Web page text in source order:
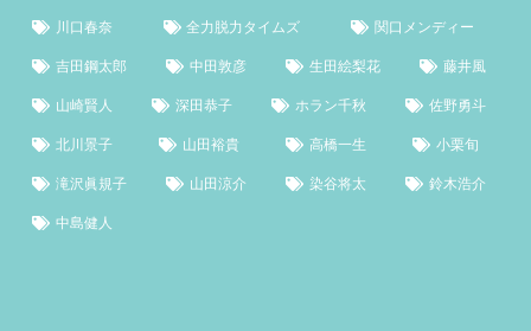
川口春奈 全力脱力タイムズ 関口メンディー
吉田鋼太郎 中田敦彦 生田絵梨花 藤井風
山崎賢人 深田恭子 ホラン千秋 佐野勇斗
北川景子 山田裕貴 高橋一生 小栗旬
滝沢眞規子 山田涼介 染谷将太 鈴木浩介
中島健人